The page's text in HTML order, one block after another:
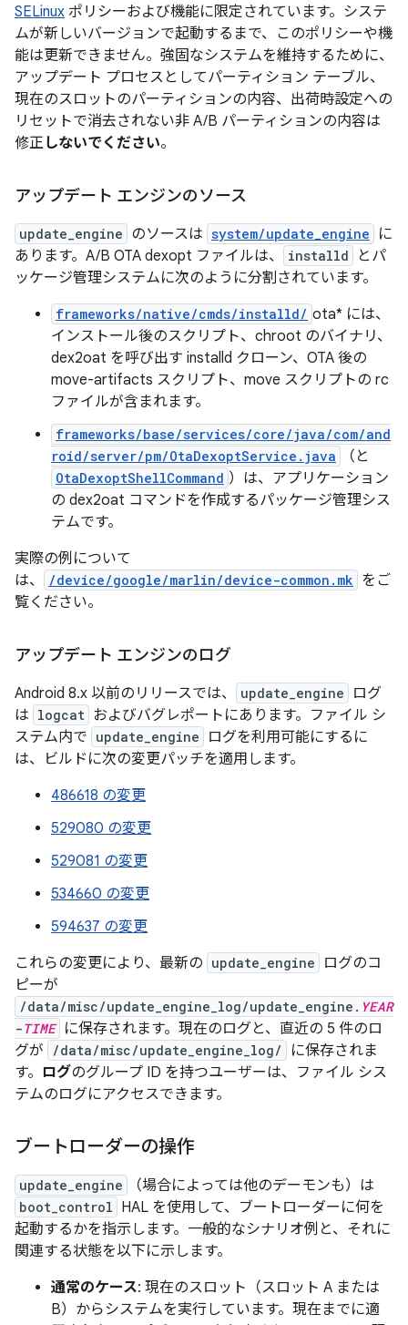
SELinux ポリシーおよび機能に限定されています。システ
ムが新しいバージョンで起動するまで、このポリシーや機
能は更新できません。強固なシステムを維持するために、
アップデート プロセスとしてパーティション テーブル、
現在のスロットのパーティションの内容、出荷時設定への
リセットで消去されない非 A/B パーティションの内容は
修正しないでください。
アップデート エンジンのソース
update_engine のソースは system/update_engine
に
あります。A/B OTA dexopt ファイルは、
installd
とパ
ッケージ管理システムに次のように分割されています。
frameworks/native/cmds/installd/ ota* には、
インストール後のスクリプト、chroot のバイナリ、
dex2oat を呼び出す installd クローン、OTA 後の
move-artifacts スクリプト、move スクリプトの rc
ファイルが含まれます。
frameworks/base/services/core/java/com/and
roid/server/pm/OtaDexoptService.java
（と
OtaDexoptShellCommand ）は、アプリケーション
の dex2oat コマンドを作成するパッケージ管理シス
テムです。
実際の例について
は、
/device/google/marlin/device-common.mk をご
覧ください。
アップデート エンジンのログ
Android 8.x 以前のリリースでは、 update_engine
ログ
は logcat およびバグレポートにあります。ファイル シ
ステム内で update_engine
ログを利用可能にするに
は、ビルドに次の変更パッチを適用します。
486618 の変更
529080 の変更
529081 の変更
534660 の変更
594637 の変更
これらの変更により、最新の update_engine
ログのコ
ピーが
/data/misc/update_engine_log/update_engine. YEAR
-TIME に保存されます。現在のログと、直近の 5 件のロ
グが
/data/misc/update_engine_log/
に保存されま
す。 ログのグループ ID を持つユーザーは、ファイル シス
テムのログにアクセスできます。
ブートローダーの操作
update_engine （場合によっては他のデーモンも）は
boot_control HAL を使用して、ブートローダーに何を
起動するかを指示します。一般的なシナリオ例と、それに
関連する状態を以下に示します。
通常のケース: 現在のスロット（スロット A または
B）からシステムを実行しています。現在までに適